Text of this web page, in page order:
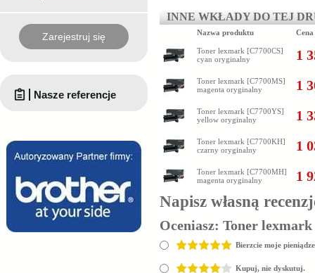
INNE WKŁADY DO TEJ
Nazwa produktu Cena
Toner lexmark [C7700CS]
cyan oryginalny
1
Toner lexmark [C7700MS]
magenta oryginalny
1
Toner lexmark [C7700YS]
yellow oryginalny
1
Toner lexmark [C7700KH]
czarny oryginalny
1
Toner lexmark [C7700MH]
magenta oryginalny
1
Napisz własną
Oceniasz: Toner
Bierzcie moje
Kupuj, nie dyskutuj.
Zarejestruj się
Nasze referencje